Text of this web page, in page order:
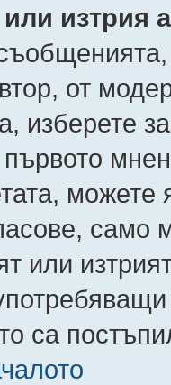
изтрия
от
изберете
първото
само
или
са